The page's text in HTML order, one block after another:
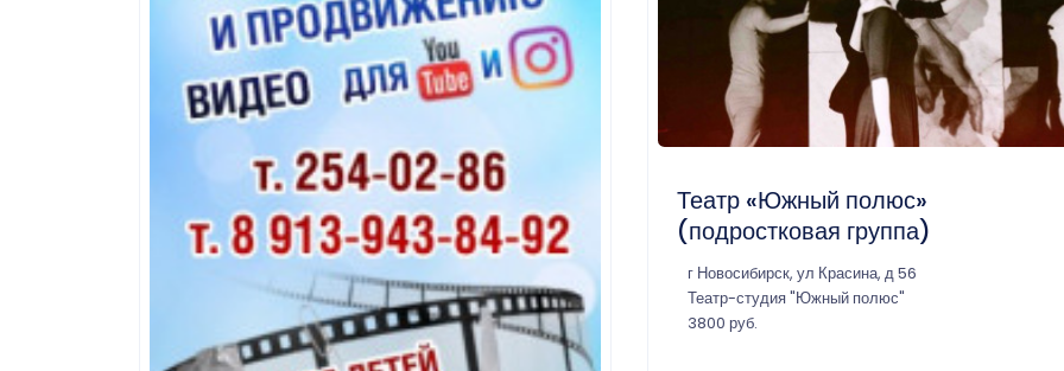
Театр «Южный полюс»
(подростковая группа)
г Новосибирск, ул Красина, д 56
Театр-студия "Южный полюс"
3800 руб.